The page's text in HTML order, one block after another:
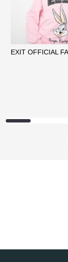
EXIT OFFICIAL